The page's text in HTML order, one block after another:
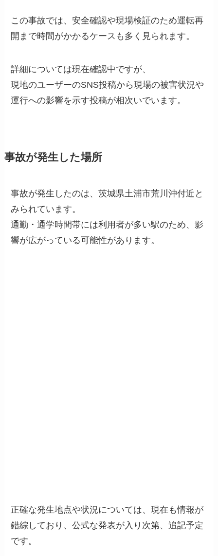
この事故では、安全確認や現場検証のため運転再
開まで時間がかかるケースも多く見られます。
詳細については現在確認中ですが、
現地のユーザーのSNS投稿から現場の被害状況や
運行への影響を示す投稿が相次いでいます。
事故が発生した場所
事故が発生したのは、茨城県土浦市荒川沖付近と
みられています。
通勤・通学時間帯には利用者が多い駅のため、影
響が広がっている可能性があります。
正確な発生地点や状況については、現在も情報が
錯綜しており、公式な発表が入り次第、追記予定
です。